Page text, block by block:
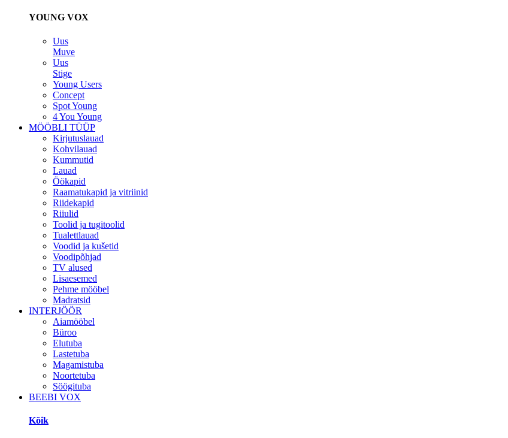
YOUNG VOX
Uus
Muve
Uus
Stige
Young Users
Concept
Spot Young
4 You Young
MÖÖBLI TÜÜP
Kirjutuslauad
Kohvilauad
Kummutid
Lauad
Öökapid
Raamatukapid ja vitriinid
Riidekapid
Riiulid
Toolid ja tugitoolid
Tualettlauad
Voodid ja kušetid
Voodipõhjad
TV alused
Lisaesemed
Pehme mööbel
Madratsid
INTERJÖÖR
Aiamööbel
Büroo
Elutuba
Lastetuba
Magamistuba
Noortetuba
Söögituba
BEEBI VOX
Kõik